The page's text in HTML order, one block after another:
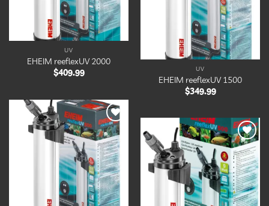
UV
EHEIM reeflexUV 2000
$409.99 UV
EHEIM reeflexUV 1500
$349.99
Ajouter
à la
liste
d’envies
Ajouter
à la
liste
d’envies